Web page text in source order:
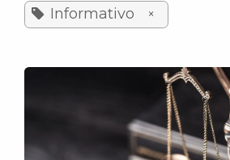
Informativo ×